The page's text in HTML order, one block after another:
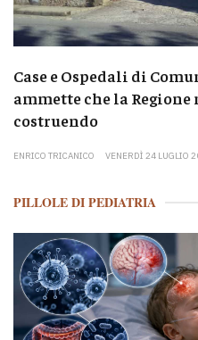
Case e Ospedali di
ammette che la Regione
costruendo
ENRICO TRICANICO VENERDÌ 24 LUGLIO
PILLOLE DI PEDIATRIA